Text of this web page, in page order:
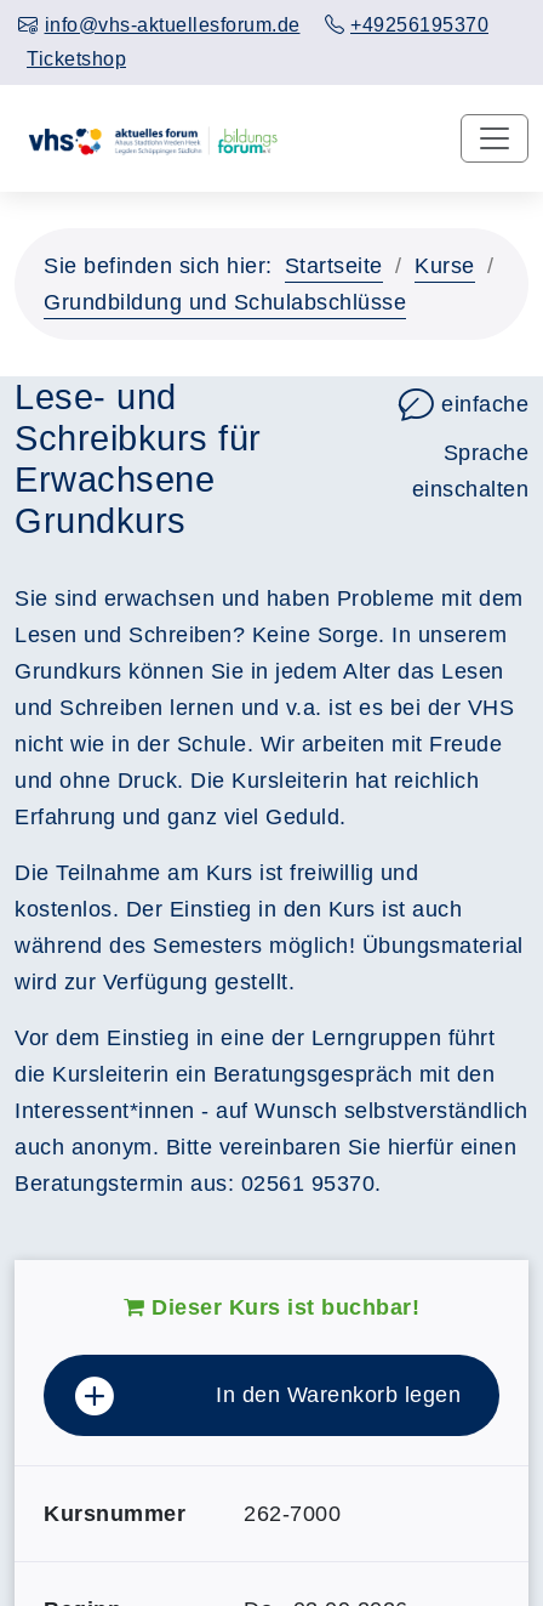
info@vhs-aktuellesforum.de
+49256195370
Ticketshop
Sie befinden sich hier: Startseite
Kurse
Grundbildung und Schulabschlüsse
Lese- und
Schreibkurs für
Erwachsene
Grundkurs
einfache
Sprache
einschalten
Sie sind erwachsen und haben Probleme mit dem
Lesen und Schreiben? Keine Sorge. In unserem
Grundkurs können Sie in jedem Alter das Lesen
und Schreiben lernen und v.a. ist es bei der VHS
nicht wie in der Schule. Wir arbeiten mit Freude
und ohne Druck. Die Kursleiterin hat reichlich
Erfahrung und ganz viel Geduld.
Die Teilnahme am Kurs ist freiwillig und
kostenlos. Der Einstieg in den Kurs ist auch
während des Semesters möglich! Übungsmaterial
wird zur Verfügung gestellt.
Vor dem Einstieg in eine der Lerngruppen führt
die Kursleiterin ein Beratungsgespräch mit den
Interessent*innen - auf Wunsch selbstverständlich
auch anonym. Bitte vereinbaren Sie hierfür einen
Beratungstermin aus: 02561 95370.
Dieser Kurs ist buchbar!
In den Warenkorb legen
Kursnummer 262-7000